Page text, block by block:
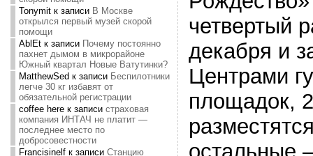
Tonymitк записи В Москве
открылся первый музей скорой
помощи
AblEtк записи Почему постоянно
пахнет дымом в микрорайоне
Южный квартал Новые Ватутинки?
MatthewSed к записи Беспилотники
легче 30 кг избавят от
обязательной регистрации
coffee hereк записи страховая
компания ИНТАЧ не платит —
последнее место по
добросовестности
Francisinelfк записи Станцию
четвертый
декабря и
Центрами
площадок,